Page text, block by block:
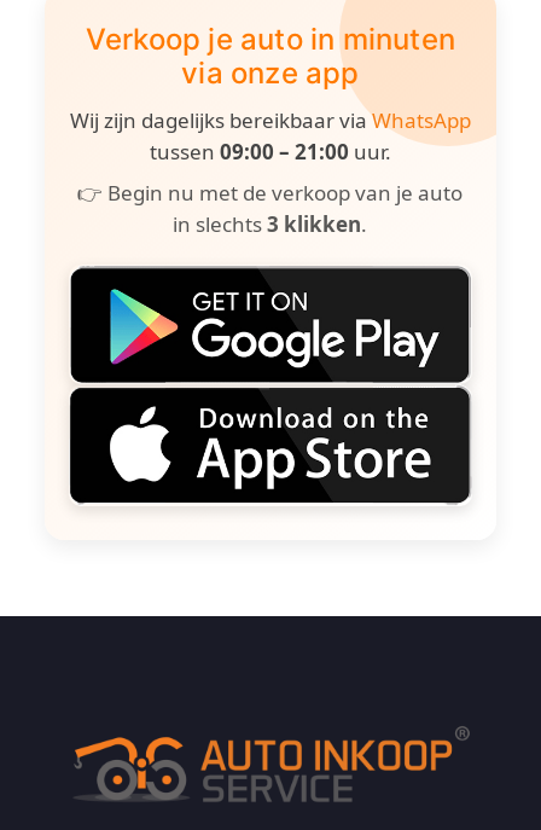
Verkoop je auto in minuten
via onze app
Wij zijn dagelijks bereikbaar viaWhatsApp
tussen 09:00 – 21:00 uur.
👉 Begin nu met de verkoop van je auto
in slechts3 klikken.